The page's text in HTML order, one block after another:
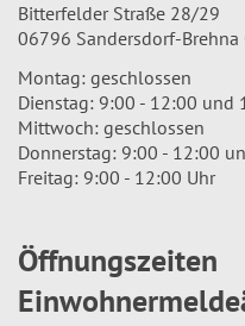
Bitterfelder Straße 28/29
06796 Sandersdorf-Brehna
Montag: geschlossen
Dienstag: 9:00 - 12:00 und
Mittwoch: geschlossen
Donnerstag: 9:00 - 12:00
Freitag: 9:00 - 12:00 Uhr
Öffnungszeiten